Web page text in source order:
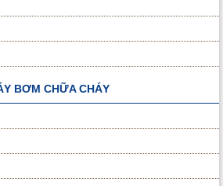
BƠM CHỮA CHÁY